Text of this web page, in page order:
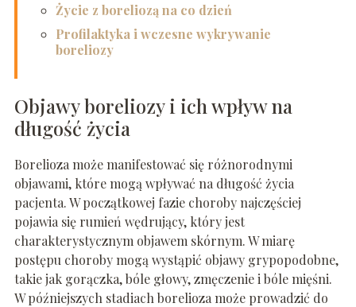
Życie z boreliozą na co dzień
Profilaktyka i wczesne wykrywanie
boreliozy
Objawy boreliozy i ich wpływ na
długość życia
Borelioza może manifestować się różnorodnymi
objawami, które mogą wpływać na długość życia
pacjenta. W początkowej fazie choroby najczęściej
pojawia się rumień wędrujący, który jest
charakterystycznym objawem skórnym. W miarę
postępu choroby mogą wystąpić objawy grypopodobne,
takie jak gorączka, bóle głowy, zmęczenie i bóle mięśni.
W późniejszych stadiach borelioza może prowadzić do